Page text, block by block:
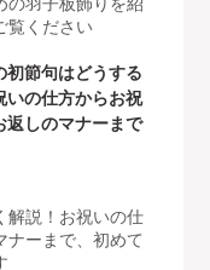
覧ください
初節句はどうする
いの仕方からお祝
返しのマナーまで
解説！お祝いの仕
ーまで、初めて